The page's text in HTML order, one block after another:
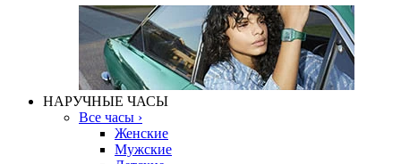
НАРУЧНЫЕ ЧАСЫ
Все часы ›
Женские
Мужские